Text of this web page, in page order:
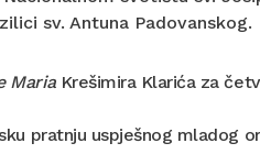
sv. Antuna Padovanskog.
Maria Krešimira Klarića za
pratnju uspješnog mladog